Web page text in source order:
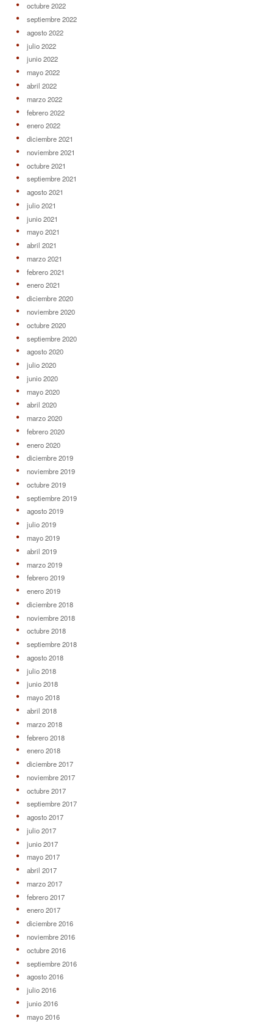
octubre 2022
septiembre 2022
agosto 2022
julio 2022
junio 2022
mayo 2022
abril 2022
marzo 2022
febrero 2022
enero 2022
diciembre 2021
noviembre 2021
octubre 2021
septiembre 2021
agosto 2021
julio 2021
junio 2021
mayo 2021
abril 2021
marzo 2021
febrero 2021
enero 2021
diciembre 2020
noviembre 2020
octubre 2020
septiembre 2020
agosto 2020
julio 2020
junio 2020
mayo 2020
abril 2020
marzo 2020
febrero 2020
enero 2020
diciembre 2019
noviembre 2019
octubre 2019
septiembre 2019
agosto 2019
julio 2019
mayo 2019
abril 2019
marzo 2019
febrero 2019
enero 2019
diciembre 2018
noviembre 2018
octubre 2018
septiembre 2018
agosto 2018
julio 2018
junio 2018
mayo 2018
abril 2018
marzo 2018
febrero 2018
enero 2018
diciembre 2017
noviembre 2017
octubre 2017
septiembre 2017
agosto 2017
julio 2017
junio 2017
mayo 2017
abril 2017
marzo 2017
febrero 2017
enero 2017
diciembre 2016
noviembre 2016
octubre 2016
septiembre 2016
agosto 2016
julio 2016
junio 2016
mayo 2016